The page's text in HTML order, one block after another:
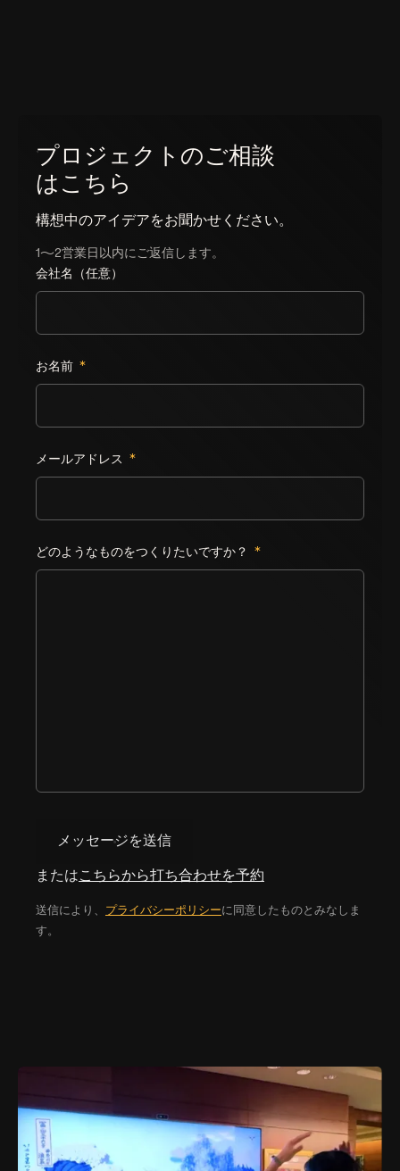
プロジェクトのご相談
はこちら
構想中のアイデアをお聞かせください。
1〜2営業日以内にご返信します。
Leave this field empty
会社名（任意）
お名前 *
メールアドレス *
どのようなものをつくりたいですか？ *
メッセージを送信
または こちらから打ち合わせを予約
送信により、 プライバシーポリシーに同意したものとみなしま
す。